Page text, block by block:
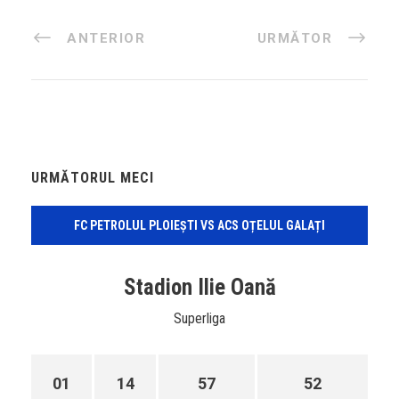
ANTERIOR URMĂTOR
URMĂTORUL MECI
FC PETROLUL PLOIEȘTI VS ACS OȚELUL GALAȚI
Stadion Ilie Oană
Superliga
01 14 57 52